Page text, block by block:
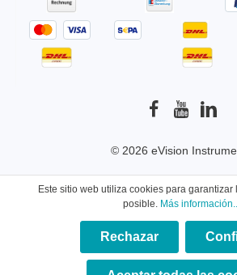
© 2026 eVision
y los posibles
Este sitio web utiliza cookies para
posible. Más
Rechazar